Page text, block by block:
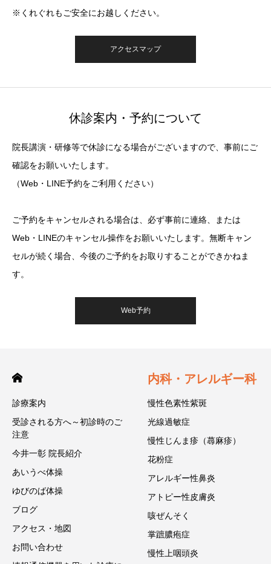
※くれぐれもご安全にお越しください。
アクセスマップ
休診案内・予約について
院長講演・研修等で休診になる場合がございますので、事前にご
確認をお願いいたします。
（Web・LINE予約をご利用ください）
ご予約をキャンセルされる場合は、必ず事前に連絡、または
Web・LINEのキャンセル操作をお願いいたします。無断キャン
セルが続く場合、今後のご予約をお取りすることができかねま
す。
Web予約
診療案内
受診される方へ～初診時のご
注意
今井一彰 院長紹介
あいうべ体操
ゆびのば体操
ブログ
アクセス・地図
お問い合わせ
内科・アレルギー科
慢性色素性紫斑
光線過敏症
慢性じんま疹（蕁麻疹）
花粉症
アレルギー性鼻炎
アトピー性皮膚炎
咳ぜんそく
掌蹠膿疱症
慢性上咽頭炎